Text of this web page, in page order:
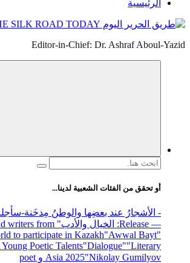
الرئيسية
Editor-in-Chief: Dr. Ashraf Aboul-Yazid
البحث
أو تحقق من الفئات الشعبية لدينا...
- الأشجارُ عند بعضِها والوطنُ مِدخَنة-
— Release
: الخيال والأدب
writers from
to participate in Kazakh"Awwal Bayt"
Poetic Talents"Dialogue""Literary
Asia 2025"Nikolay Gumilyov و poet